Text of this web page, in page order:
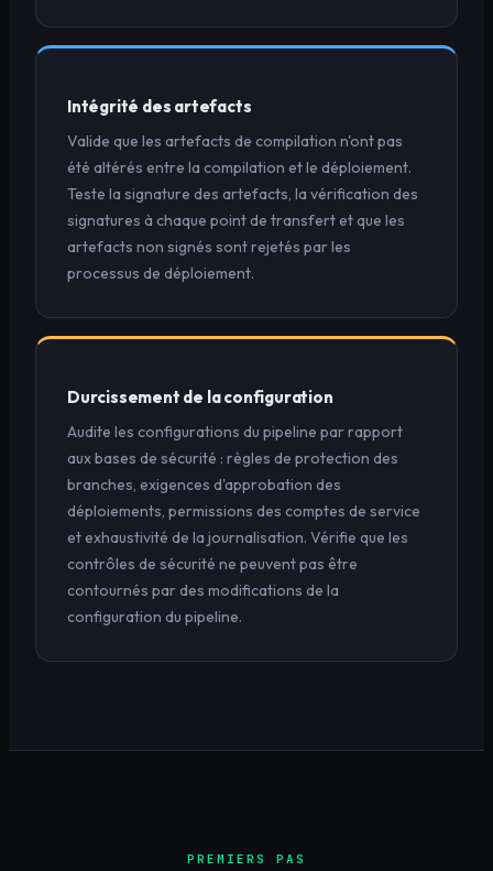
Intégrité des artefacts
Valide que les artefacts de compilation n'ont pas
été altérés entre la compilation et le déploiement.
Teste la signature des artefacts, la vérification des
signatures à chaque point de transfert et que les
artefacts non signés sont rejetés par les
processus de déploiement.
Durcissement de la configuration
Audite les configurations du pipeline par rapport
aux bases de sécurité : règles de protection des
branches, exigences d'approbation des
déploiements, permissions des comptes de service
et exhaustivité de la journalisation. Vérifie que les
contrôles de sécurité ne peuvent pas être
contournés par des modifications de la
configuration du pipeline.
PREMIERS PAS